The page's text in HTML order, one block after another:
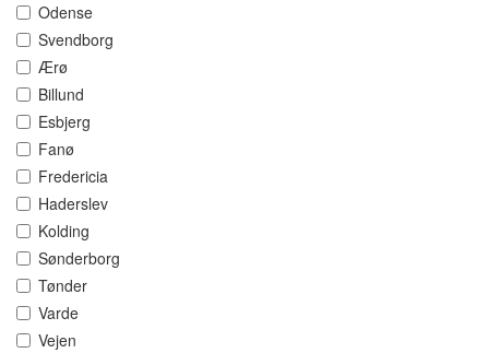
Odense
Svendborg
Ærø
Billund
Esbjerg
Fanø
Fredericia
Haderslev
Kolding
Sønderborg
Tønder
Varde
Vejen